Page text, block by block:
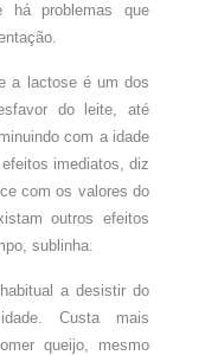
há problemas que
a lactose é um dos
do leite, até
com a idade
imediatos, diz
com os valores do
outros efeitos
sublinha.
a desistir do
Custa mais
queijo, mesmo